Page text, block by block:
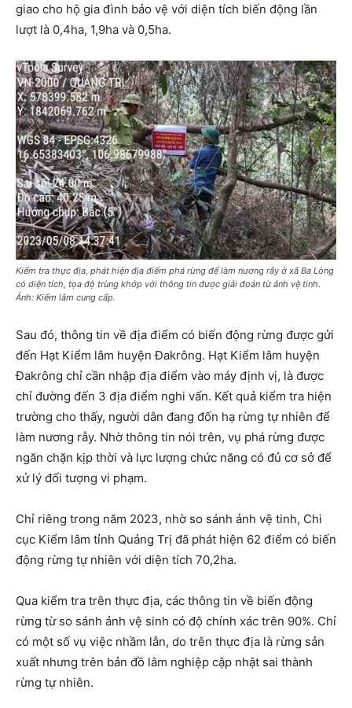
giao cho hộ gia đình bảo vệ với diện tích biến động lần
lượt là 0,4ha, 1,9ha và 0,5ha.
Kiểm tra thực địa, phát hiện địa điểm phá rừng để làm nương rẫy ở xã Ba Lòng
có diện tích, tọa độ trùng khớp với thông tin được giải đoán từ ảnh vệ tinh.
Ảnh: Kiểm lâm cung cấp.
Sau đó, thông tin về địa điểm có biến động rừng được gửi
đến Hạt Kiểm lâm huyện Đakrông. Hạt Kiểm lâm huyện
Đakrông chỉ cần nhập địa điểm vào máy định vị, là được
chỉ đường đến 3 địa điểm nghi vấn. Kết quả kiểm tra hiện
trường cho thấy, người dân đang đốn hạ rừng tự nhiên để
làm nương rẫy. Nhờ thông tin nói trên, vụ phá rừng được
ngăn chặn kịp thời và lực lượng chức năng có đủ cơ sở để
xử lý đối tượng vi phạm.
Chỉ riêng trong năm 2023, nhờ so sánh ảnh vệ tinh, Chi
cục Kiểm lâm tỉnh Quảng Trị đã phát hiện 62 điểm có biến
động rừng tự nhiên với diện tích 70,2ha.
Qua kiểm tra trên thực địa, các thông tin về biến động
rừng từ so sánh ảnh vệ sinh có độ chính xác trên 90%. Chỉ
có một số vụ việc nhầm lẫn, do trên thực địa là rừng sản
xuất nhưng trên bản đồ lâm nghiệp cập nhật sai thành
rừng tự nhiên.